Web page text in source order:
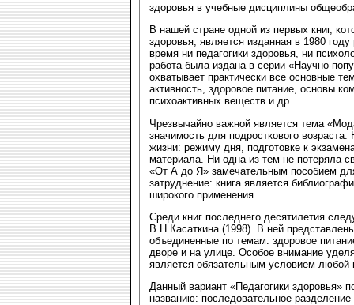
здоровья в учебные дисциплины
В нашей стране одной из первых книг,
здоровья, является изданная в 1980
время ни педагогики здоровья, ни
работа была издана в серии «Научно-
охватывает практически все основные
активность, здоровое питание, основы
психоактивных веществ и др.
Чрезвычайно важной является тема
значимость для подросткового
жизни: режиму дня, подготовке к
материала. Ни одна из тем не потеряла
«От А до Я» замечательным пособием
затруднение: книга является
широкого применения.
Среди книг последнего десятилетия
В.Н.Касаткина (1998). В ней
объединенные по темам: здоровое
дворе и на улице. Особое внимание
является обязательным условием
Данный вариант «Педагогики здоровья»
названию: последовательное